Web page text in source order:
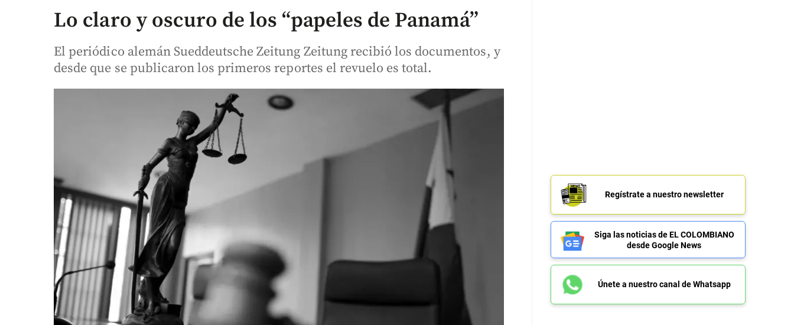
Lo claro y oscuro de los “papeles de Panamá”
El periódico alemán Sueddeutsche Zeitung Zeitung recibió los documentos, y
desde que se publicaron los primeros reportes el revuelo es total.
Regístrate a nuestro newsletter
Siga las noticias de EL COLOMBIANO
desde Google News
Únete a nuestro canal de Whatsapp